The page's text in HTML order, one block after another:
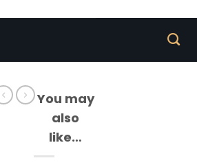
You may
also
like…